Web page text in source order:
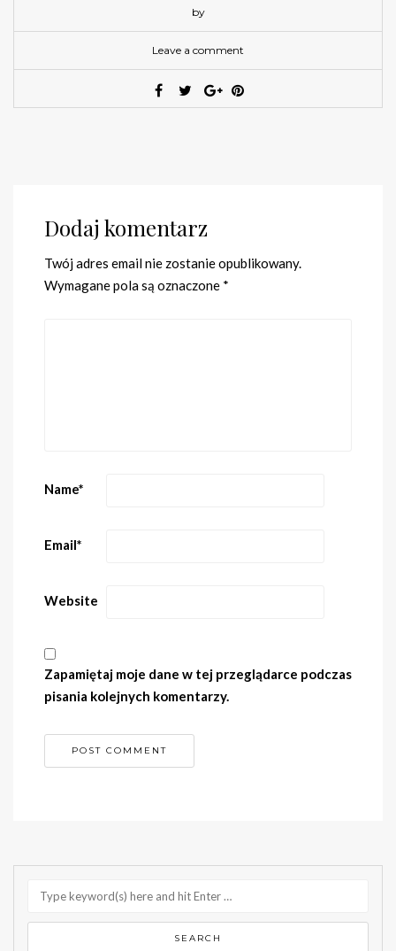
by
Leave a comment
Dodaj komentarz
Twój adres email nie zostanie opublikowany.
Wymagane pola są oznaczone *
Name*
Email*
Website
Zapamiętaj moje dane w tej przeglądarce podczas
pisania kolejnych komentarzy.